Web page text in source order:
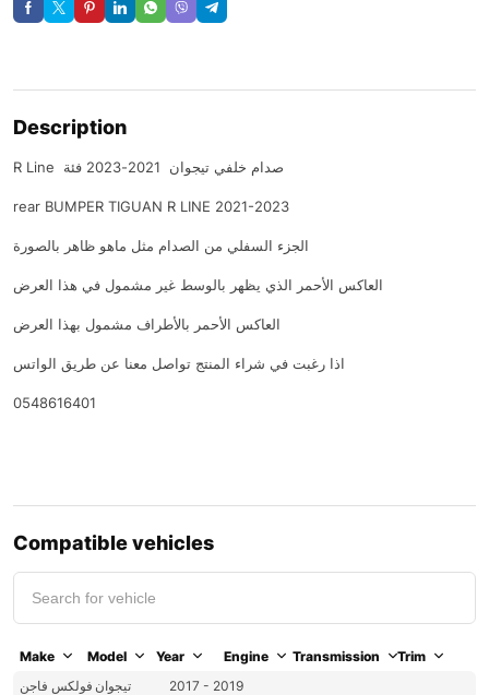
Description
R Line صدام خلفي تيجوان 2021-2023 فئة
rear BUMPER TIGUAN R LINE 2021-2023
الجزء السفلي من الصدام مثل ماهو ظاهر بالصورة
العاكس الأحمر الذي يظهر بالوسط غير مشمول في هذا العرض
العاكس الأحمر بالأطراف مشمول بهذا العرض
اذا رغبت في شراء المنتج تواصل معنا عن طريق الواتس
0548616401
Compatible vehicles
Make Model Year Engine Transmission
Trim
فولكس فاجن تيجوان 2017 - 2019